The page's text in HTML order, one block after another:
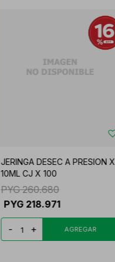
JERINGA DESEC A PRESION X
10ML CJ X 100
PYG 260.680
PYG 218.971
- +